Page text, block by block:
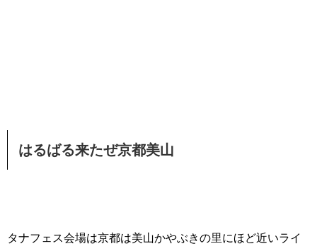
はるばる来たぜ京都美山
タナフェス会場は京都は美山かやぶきの里にほど近いライ